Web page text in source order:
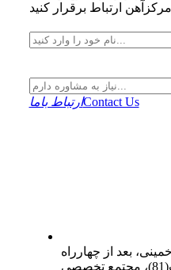
ارتباط باماContact Us
بعد از چهارراه
شریف، نبش کوچه عدالت(81)، مجتمع تخصصی